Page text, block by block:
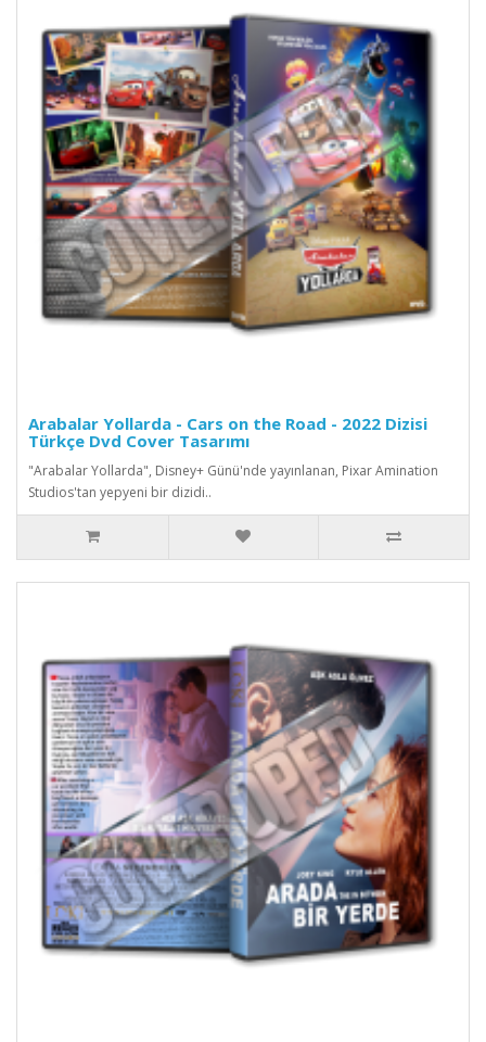
Arabalar Yollarda - Cars on the Road - 2022 Dizisi
Türkçe Dvd Cover Tasarımı
"Arabalar Yollarda", Disney+ Günü'nde yayınlanan, Pixar Amination
Studios'tan yepyeni bir dizidi..